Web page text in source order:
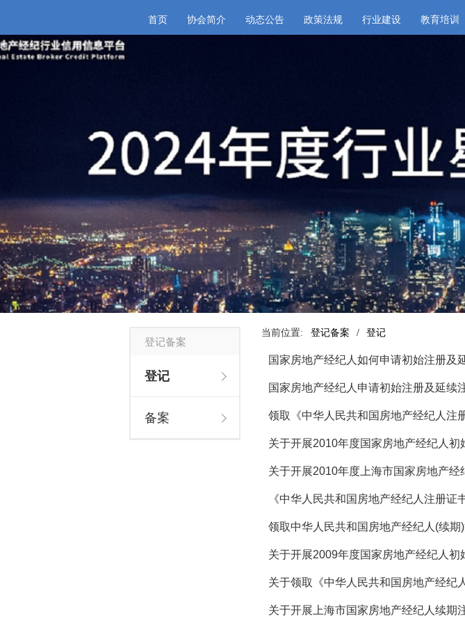
首页 协会简介 动态公告 政策法规 行业建设 教育培训
登记备案
登记
备案
当前位置: 登记备案 登记
国家房地产经纪人如何申请初始注册及
国家房地产经纪人申请初始注册及延续
领取《中华人民共和国房地产经纪人注
关于开展2010年度国家房地产经纪人初
关于开展2010年度上海市国家房地产经
《中华人民共和国房地产经纪人注册证
领取中华人民共和国房地产经纪人(续期
关于开展2009年度国家房地产经纪人初
关于领取《中华人民共和国房地产经纪
关于开展上海市国家房地产经纪人续期